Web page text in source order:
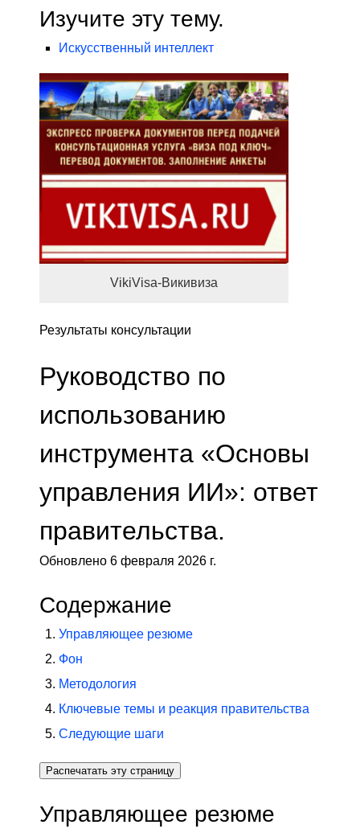
Изучите эту тему.
Искусственный интеллект
VikiVisa-Викивиза
Результаты консультации
Руководство по
использованию
инструмента «Основы
управления ИИ»: ответ
правительства.
Обновлено 6 февраля 2026 г.
Содержание
Управляющее резюме
Фон
Методология
Ключевые темы и реакция правительства
Следующие шаги
Распечатать эту страницу
Управляющее резюме